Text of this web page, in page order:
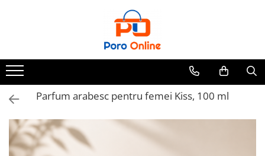
Al Absar
Parfum
Clone
Parfum Femei
Parfum Unisex
Parfum arabesc pentru femei Kiss, 100 ml